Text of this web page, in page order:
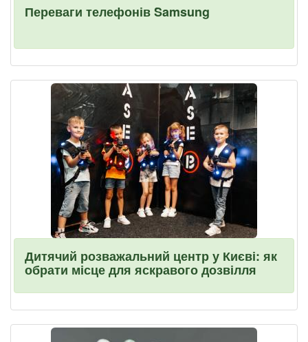
Переваги телефонів Samsung
Дитячий розважальний центр у Києві: як
обрати місце для яскравого дозвілля